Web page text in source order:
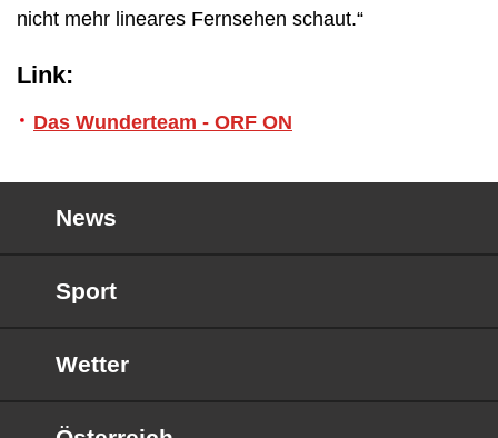
nicht mehr lineares Fernsehen schaut.“
Link:
Das Wunderteam - ORF ON
News
Sport
Wetter